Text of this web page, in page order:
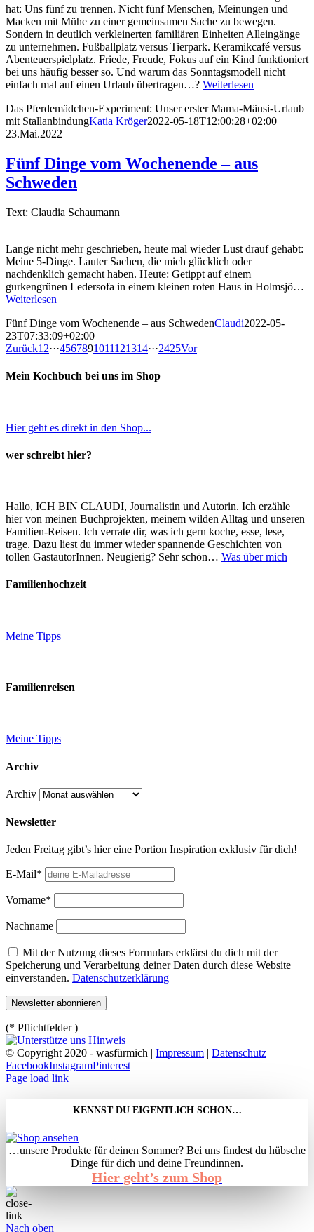
hat: Uns fünf zu trennen. Nicht fünf Menschen, Meinungen und
Macken mit Mühe zu einer gemeinsamen Sache zu bewegen.
Sondern in deutlich verkleinerten familiären Einheiten Alleingänge
zu unternehmen. Fußballplatz versus Tierpark. Keramikcafé versus
Abenteuerspielplatz. Friede, Freude, Fokus auf ein Kind funktioniert
bei uns häufig besser so. Und warum das Sonntagsmodell nicht
einfach mal auf einen Urlaub übertragen…? Weiterlesen
Das Pferdemädchen-Experiment: Unser erster Mama-Mäusi-Urlaub
mit StallanbindungKatia Kröger2022-05-18T12:00:28+02:00
23.Mai.2022
Fünf Dinge vom Wochenende – aus
Schweden
Text: Claudia Schaumann
Lange nicht mehr geschrieben, heute mal wieder Lust drauf gehabt:
Meine 5-Dinge. Lauter Sachen, die mich glücklich oder
nachdenklich gemacht haben. Heute: Getippt auf einem
gurkengrünen Ledersofa in einem kleinen roten Haus in Holmsjö…
Weiterlesen
Fünf Dinge vom Wochenende – aus SchwedenClaudi2022-05-
23T07:33:09+02:00
Zurück1 2···4567891011121314···2425Vor
Mein Kochbuch bei uns im Shop
Hier geht es direkt in den Shop...
wer schreibt hier?
Hallo, ICH BIN CLAUDI, Journalistin und Autorin. Ich erzähle
hier von meinen Buchprojekten, meinem wilden Alltag und unseren
Familien-Reisen. Ich verrate dir, was ich gern koche, esse, lese,
trage. Dazu liest du immer wieder spannende Geschichten von
tollen GastautorInnen. Neugierig? Sehr schön… Was über mich
Familienhochzeit
Meine Tipps
Familienreisen
Meine Tipps
Archiv
Archiv
Newsletter
Jeden Freitag gibt’s hier eine Portion Inspiration exklusiv für dich!
E-Mail*
Vorname*
Nachname
Mit der Nutzung dieses Formulars erklärst du dich mit der
Speicherung und Verarbeitung deiner Daten durch diese Website
einverstanden. Datenschutzerklärung
(* Pflichtfelder )
© Copyright 2020 - wasfürmich | Impressum | Datenschutz
FacebookInstagramPinterest
Page load link
KENNST DU EIGENTLICH SCHON…
…unsere Produkte für deinen Sommer? Bei uns findest du hübsche
Dinge für dich und deine Freundinnen.
Hier geht’s zum Shop
Nach oben